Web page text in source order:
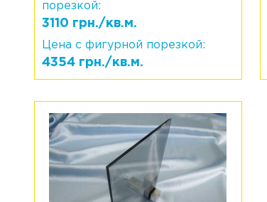
порезкой:
3110 грн./кв.м.
Цена с фигурной порезкой:
4354 грн./кв.м.